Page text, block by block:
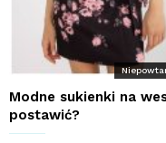
Modne sukienki na
postawić?